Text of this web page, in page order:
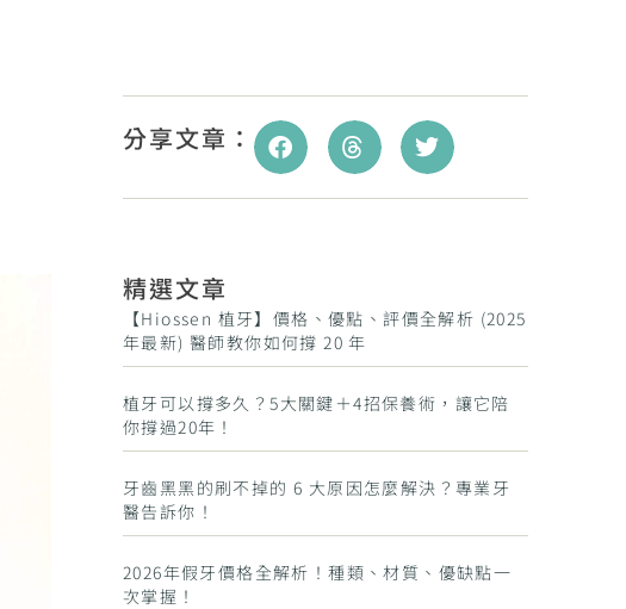
分享文章：
精選文章
【Hiossen 植牙】價格、優點、評價全解析 (2025
年最新) 醫師教你如何撐 20 年
植牙可以撐多久？5大關鍵＋4招保養術，讓它陪
你撐過20年！
牙齒黑黑的刷不掉的 6 大原因怎麼解決？專業牙
醫告訴你！
2026年假牙價格全解析！種類、材質、優缺點一
次掌握！